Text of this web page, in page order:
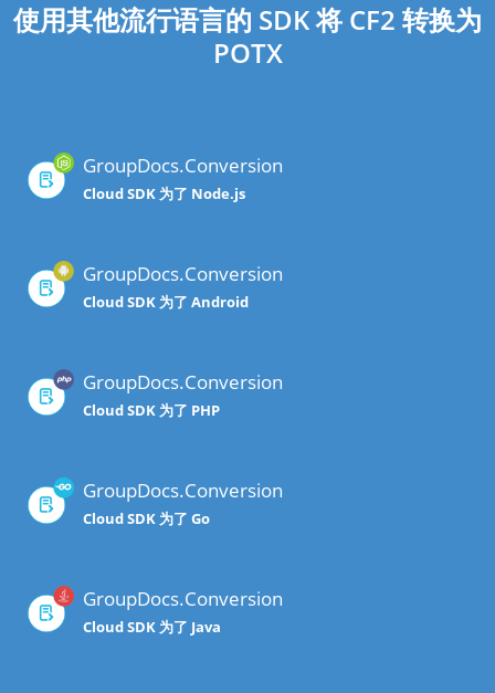
使用其他流行语言的 SDK 将 CF2 转换为
POTX
GroupDocs.Conversion
Cloud SDK 为了 Node.js
GroupDocs.Conversion
Cloud SDK 为了 Android
GroupDocs.Conversion
Cloud SDK 为了 PHP
GroupDocs.Conversion
Cloud SDK 为了 Go
GroupDocs.Conversion
Cloud SDK 为了 Java